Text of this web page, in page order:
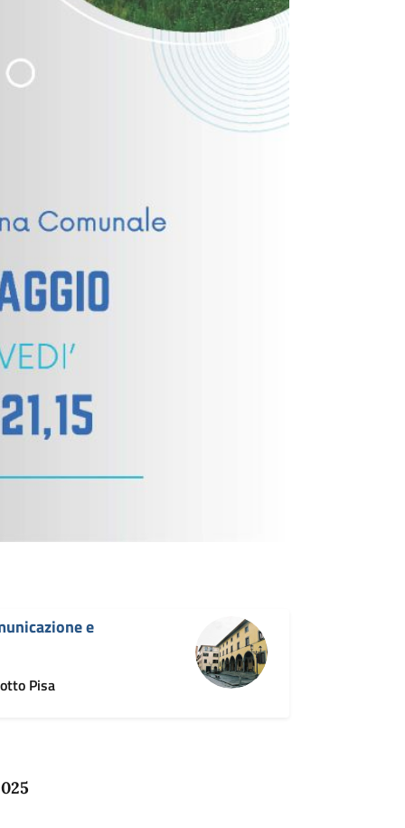
e
Pisa